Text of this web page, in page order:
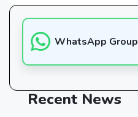
WhatsApp Group
Recent News